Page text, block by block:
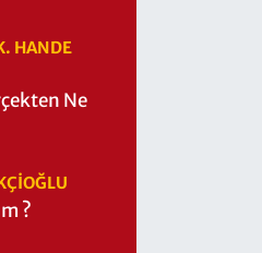
HANDE
Ne
?